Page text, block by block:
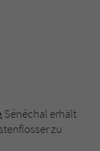
Sénéchal erhält
zu
zu